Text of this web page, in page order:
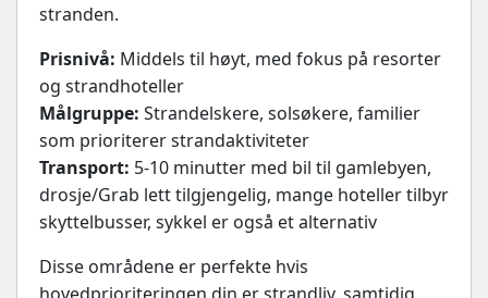
stranden.
Prisnivå: Middels til høyt, med fokus på resorter
og strandhoteller
Målgruppe: Strandelskere, solsøkere, familier
som prioriterer strandaktiviteter
Transport: 5-10 minutter med bil til gamlebyen,
drosje/Grab lett tilgjengelig, mange hoteller tilbyr
skyttelbusser, sykkel er også et alternativ
Disse områdene er perfekte hvis